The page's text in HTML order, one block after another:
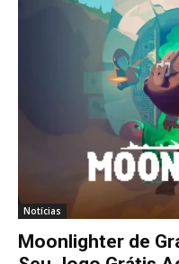
Notícias
Moonlighter de